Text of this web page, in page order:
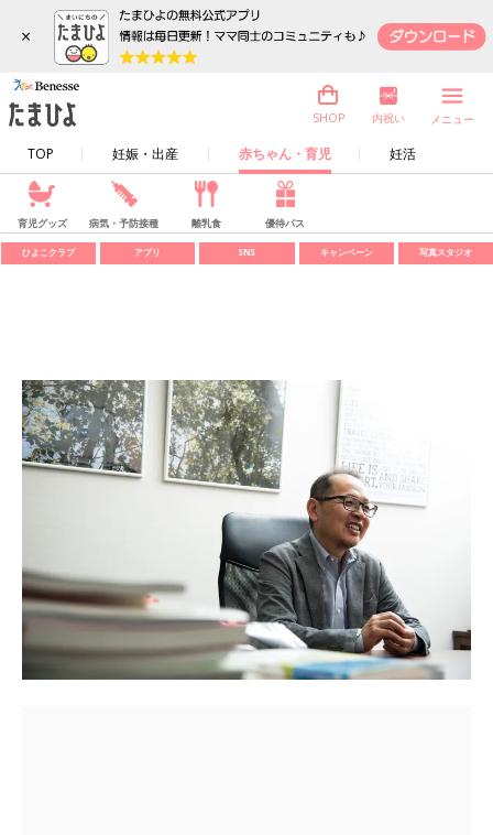
×
TOP 妊娠・出産 赤ちゃん・育児 妊活
SHOP 内祝い メニュー
育児グッズ 病気・予防接種 離乳食 優待パス
ひよこクラブ アプリ SNS キャンペーン 写真スタジオ